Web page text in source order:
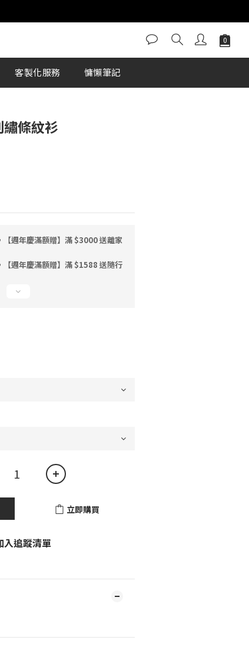
客製化服務 慵懶筆記
條紋衫
週年慶滿額贈】滿 $3000 送離家
週年慶滿額贈】滿 $1588 送隨行
立即購買
入追蹤清單
立即購買